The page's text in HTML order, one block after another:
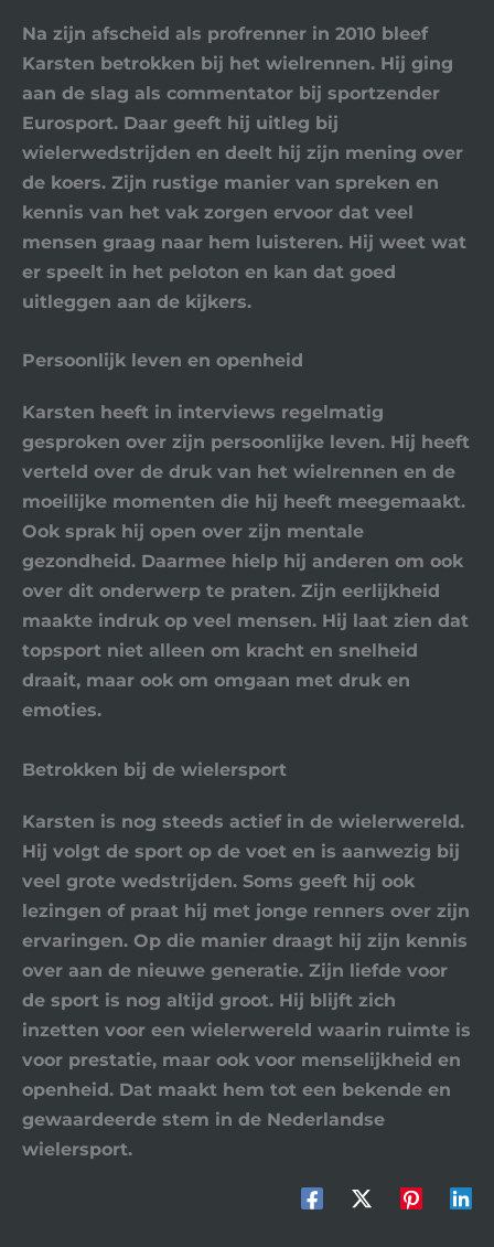
Na zijn afscheid als profrenner in 2010 bleef
Karsten betrokken bij het wielrennen. Hij ging
aan de slag als commentator bij sportzender
Eurosport. Daar geeft hij uitleg bij
wielerwedstrijden en deelt hij zijn mening over
de koers. Zijn rustige manier van spreken en
kennis van het vak zorgen ervoor dat veel
mensen graag naar hem luisteren. Hij weet wat
er speelt in het peloton en kan dat goed
uitleggen aan de kijkers.
Persoonlijk leven en openheid
Karsten heeft in interviews regelmatig
gesproken over zijn persoonlijke leven. Hij heeft
verteld over de druk van het wielrennen en de
moeilijke momenten die hij heeft meegemaakt.
Ook sprak hij open over zijn mentale
gezondheid. Daarmee hielp hij anderen om ook
over dit onderwerp te praten. Zijn eerlijkheid
maakte indruk op veel mensen. Hij laat zien dat
topsport niet alleen om kracht en snelheid
draait, maar ook om omgaan met druk en
emoties.
Betrokken bij de wielersport
Karsten is nog steeds actief in de wielerwereld.
Hij volgt de sport op de voet en is aanwezig bij
veel grote wedstrijden. Soms geeft hij ook
lezingen of praat hij met jonge renners over zijn
ervaringen. Op die manier draagt hij zijn kennis
over aan de nieuwe generatie. Zijn liefde voor
de sport is nog altijd groot. Hij blijft zich
inzetten voor een wielerwereld waarin ruimte is
voor prestatie, maar ook voor menselijkheid en
openheid. Dat maakt hem tot een bekende en
gewaardeerde stem in de Nederlandse
wielersport.